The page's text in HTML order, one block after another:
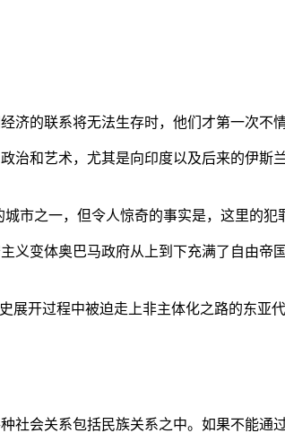
的联系将无法生存时，他们才第一次不
治和艺术，尤其是向印度以及后来的伊
市之一，但令人惊奇的事实是，这里的
义变体奥巴马政府从上到下充满了自由
展开过程中被迫走上非主体化之路的东
社会关系包括民族关系之中。如果不能